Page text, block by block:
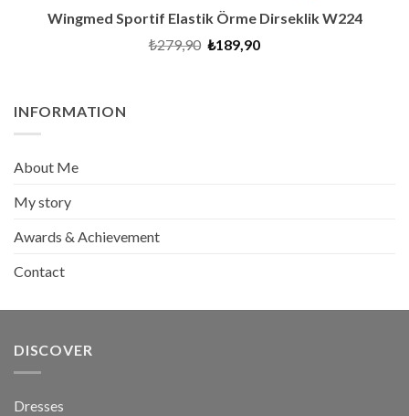
Wingmed Sportif Elastik Örme Dirseklik W224
₺279,90 Original
₺189,90Current
INFORMATION
About Me
My story
Awards & Achievement
Contact
DISCOVER
Dresses